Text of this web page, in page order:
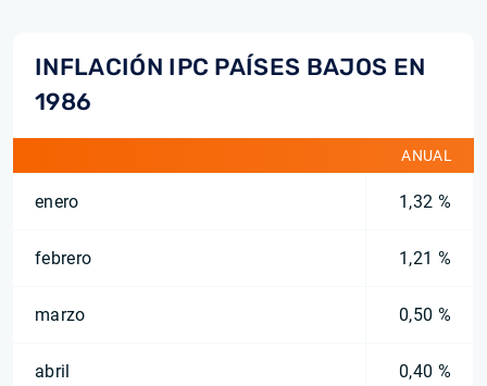
INFLACIÓN IPC PAÍSES BAJOS EN
1986
ANUAL
enero 1,32 %
febrero 1,21 %
marzo 0,50 %
abril 0,40 %